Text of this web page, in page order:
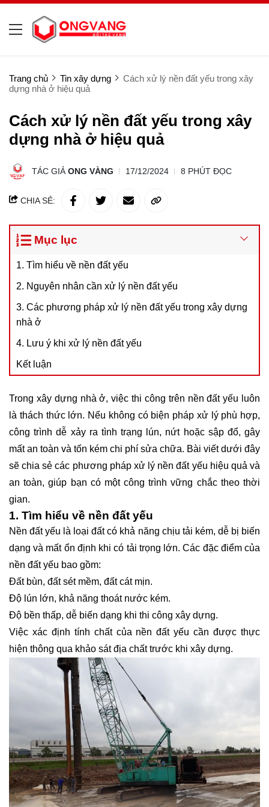
Trang chủ Tin xây dựng
Cách xử lý nền đất yếu trong xây
dựng nhà ở hiệu quả
Cách xử lý nền đất yếu trong xây
dựng nhà ở hiệu quả
TÁC GIẢ ONG VÀNG 17/12/2024 8 PHÚT ĐỌC
CHIA SẺ:
Mục lục
1. Tìm hiểu về nền đất yếu
2. Nguyên nhân cần xử lý nền đất yếu
3. Các phương pháp xử lý nền đất yếu trong xây dựng
nhà ở
4. Lưu ý khi xử lý nền đất yếu
Kết luận
Trong xây dựng nhà ở, việc thi công trên nền đất yếu luôn
là thách thức lớn. Nếu không có biện pháp xử lý phù hợp,
công trình dễ xảy ra tình trạng lún, nứt hoặc sập đổ, gây
mất an toàn và tốn kém chi phí sửa chữa. Bài viết dưới đây
sẽ chia sẻ các phương pháp xử lý nền đất yếu hiệu quả và
an toàn, giúp bạn có một công trình vững chắc theo thời
gian.
1. Tìm hiểu về nền đất yếu
Nền đất yếu là loại đất có khả năng chịu tải kém, dễ bị biến
dạng và mất ổn định khi có tải trọng lớn. Các đặc điểm của
nền đất yếu bao gồm:
Đất bùn, đất sét mềm, đất cát mịn.
Độ lún lớn, khả năng thoát nước kém.
Độ bền thấp, dễ biến dạng khi thi công xây dựng.
Việc xác định tính chất của nền đất yếu cần được thực
hiện thông qua khảo sát địa chất trước khi xây dựng.